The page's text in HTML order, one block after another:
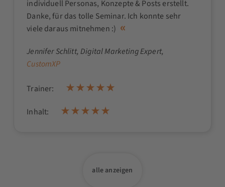
individuell Personas, Konzepte & Posts erstellt.
Danke, für das tolle Seminar. Ich konnte sehr
viele daraus mitnehmen :)
Jennifer Schlitt, Digital Marketing Expert,
CustomXP
Trainer:
Inhalt:
alle anzeigen